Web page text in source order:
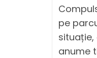
pe
anume